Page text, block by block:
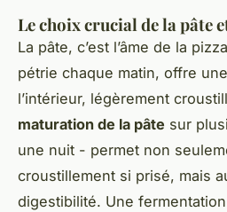
Le choix crucial de la pâte
La pâte, c’est l’âme de la
pétrie chaque matin, offre
l’intérieur, légèrement
maturation de la pâte sur
une nuit - permet non
croustillement si prisé, mais
digestibilité. Une